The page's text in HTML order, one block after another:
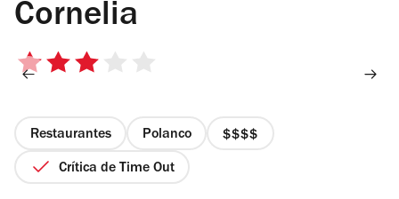
Cornelia
3
estrellas
Restaurantes Polanco
precio
Crítica de Time Out